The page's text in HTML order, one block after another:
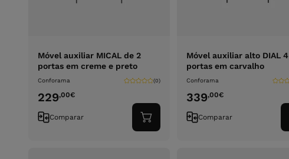
Móvel auxiliar MICAL de 2
portas em creme e preto
Conforama (0)
229,00€
Comparar
Adicionar
ao
Móvel auxiliar alto DIAL 4
portas em carvalho
Conforama
339,00€
Comparar